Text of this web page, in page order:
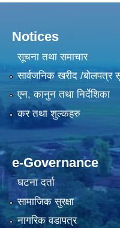
Notices
सूचना तथा समाचार
सार्वजनिक खरीद /बोलपत्र
एन, कानुन तथा निर्देशिका
कर तथा शुल्कहरु
e-Governance
घटना दर्ता
सामाजिक सुरक्षा
नागरिक वडापत्र